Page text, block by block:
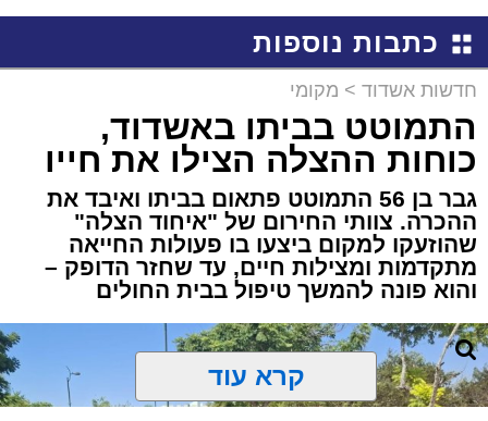
כתבות נוספות
חדשות אשדוד > מקומי
התמוטט בביתו באשדוד,
כוחות ההצלה הצילו את חייו
גבר בן 56 התמוטט פתאום בביתו ואיבד את
ההכרה. צוותי החירום של "איחוד הצלה"
שהוזעקו למקום ביצעו בו פעולות החייאה
מתקדמות ומצילות חיים, עד שחזר הדופק –
והוא פונה להמשך טיפול בבית החולים
קרא עוד